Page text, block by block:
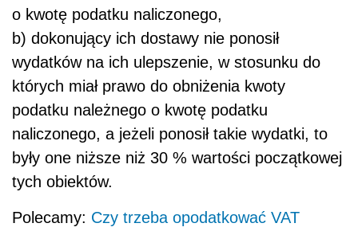
o kwotę podatku naliczonego,
b) dokonujący ich dostawy nie ponosił
wydatków na ich ulepszenie, w stosunku do
których miał prawo do obniżenia kwoty
podatku należnego o kwotę podatku
naliczonego, a jeżeli ponosił takie wydatki, to
były one niższe niż 30 % wartości początkowej
tych obiektów.
Polecamy: Czy trzeba opodatkować VAT